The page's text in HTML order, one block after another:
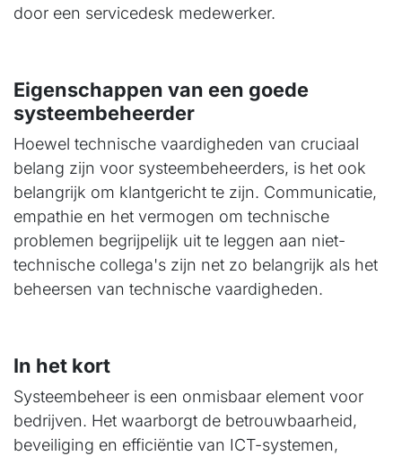
door een servicedesk medewerker.
Eigenschappen van een goede
systeembeheerder
Hoewel technische vaardigheden van cruciaal
belang zijn voor systeembeheerders, is het ook
belangrijk om klantgericht te zijn. Communicatie,
empathie en het vermogen om technische
problemen begrijpelijk uit te leggen aan niet-
technische collega's zijn net zo belangrijk als het
beheersen van technische vaardigheden.
In het kort
Systeembeheer is een onmisbaar element voor
bedrijven. Het waarborgt de betrouwbaarheid,
beveiliging en efficiëntie van ICT-systemen,